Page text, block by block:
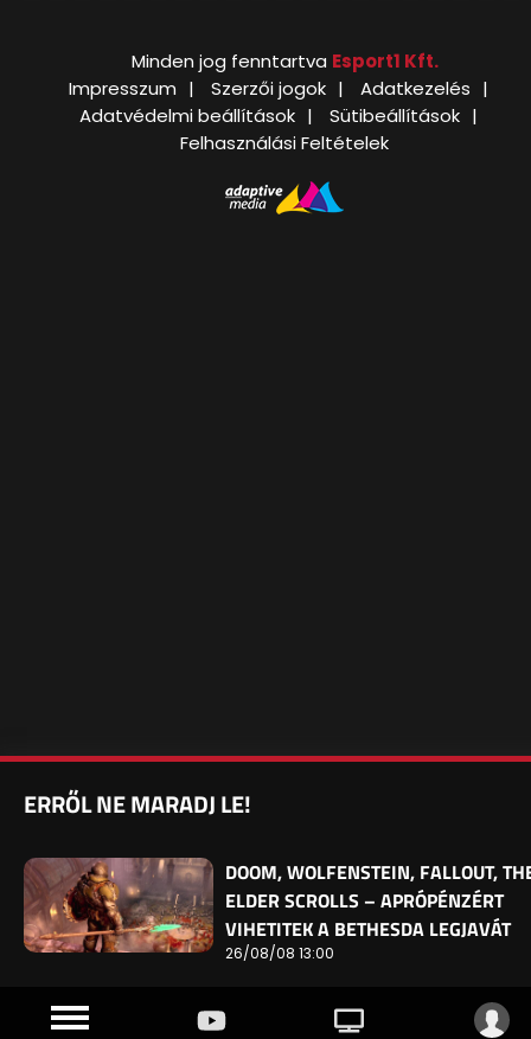
Minden jog fenntartva Esport1 Kft.
Impresszum
Szerzői jogok
Adatkezelés
Adatvédelmi beállítások
Sütibeállítások
Felhasználási Feltételek
ERRŐL NE MARADJ LE!
DOOM, WOLFENSTEIN, FALLOUT,
ELDER SCROLLS – APRÓPÉNZÉRT
VIHETITEK A BETHESDA LEGJAVÁT
26/08/08 13:00